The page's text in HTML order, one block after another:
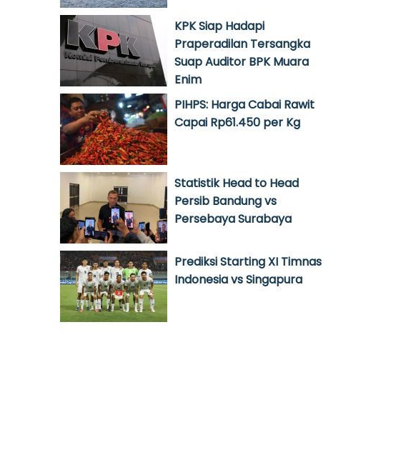
KPK Siap Hadapi
Praperadilan Tersangka
Suap Auditor BPK Muara
Enim
PIHPS: Harga Cabai Rawit
Capai Rp61.450 per Kg
Statistik Head to Head
Persib Bandung vs
Persebaya Surabaya
Prediksi Starting XI Timnas
Indonesia vs Singapura